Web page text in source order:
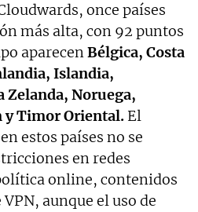
once países
más alta, con 92 puntos
aparecenBélgica, Costa
Islandia,
Zelanda, Noruega,
y Timor Oriental. El
estos países no se
en redes
online, contenidos
aunque el uso de